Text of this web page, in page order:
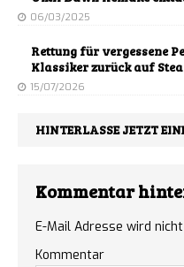
06/03/2025
Rettung für vergessene
Klassiker zurück auf
15/07/2026
HINTERLASSE JETZT
Kommentar
E-Mail Adresse wird
Kommentar